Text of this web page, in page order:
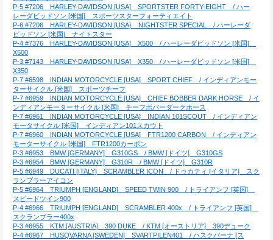
P-5 #7206　HARLEY-DAVIDSON [USA]　SPORTSTER FORTY-EIGHT　/ ハー
レーダビッドソン [米国]　スポーツスターフォーティエイト
P-6 #7206　HARLEY-DAVIDSON [USA}　NIGHTSTER SPECIAL　/ ハーレーダ
ビッドソン [米国]　ナイトスター
P-4 #7376　HARLEY-DAVIDSON [USA]　X500　/ ハーレーダビッドソン [米国]
X500
P-3 #7143　HARLEY-DAVIDSON [USA]　X350　/ ハーレーダビッドソン [米国]
X350
P-7 #6598　INDIAN MOTORCYCLE [USA]　SPORT CHIEF　/ インディアンモー
ターサイクル [米国]　スポーツチーフ
P-7 #6959　INDIAN MOTORCYCLE [USA]　CHIEF BOBBER DARK HORSE　/ イ
ンディアンモーターサイクル [米国]　チーフボバーダークホース
P-7 #6961　INDIAN MOTORCYCLE [USA]　INDIAN 101SCOUT　/ インディアン
モータサイクル [米国]　インディアン101スカウト
P-7 #6960　INDIAN MOTORCYCLE [USA]　FTR1200 CARBON　/ インディアン
モーターサイクル [米国]　FTR1200カーボン
P-3 #6953　BMW [GERMANY]　G310GS　/ BMW [ドイツ]　G310GS
P-3 #6954　BMW [GERMANY]　G310R　/ BMW [ドイツ]　G310R
P-5 #6949　DUCATI [ITALY]　SCRAMBLER ICON　/ ドゥカティ [イタリア]　スク
ランブラーアイコン
P-5 #6964　TRIUMPH [ENGLAND]　SPEED TWIN 900　/ トライアンフ [英国]
スピードツイン900
P-4 #6966　TRIUMPH [ENGLAND]　SCRAMBLER 400x　/ トライアンフ [英国]
スクランブラー400x
P-3 #6955　KTM [AUSTRIA]　390 DUKE　/ KTM [オーストリア]　390デューク
P-4 #6967　HUSQVARNA [SWEDEN]　SVARTPILEN401　/ ハスクバーナ [ス